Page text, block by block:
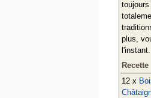
plus,
l'instant.
Recette
12 x